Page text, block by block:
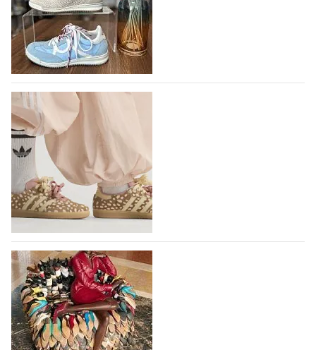
В следующем году итальянский бренд
IGI&CO отметит свое 25-летие
Компания IGI&CO была основана в 2002 году как
проект, посвященный здоровью,
высокотехнологичным продуктам, стилистическим
исследованиям и итальянскому…
10.08.2026 192
Вышли новые кроссовки Adidas Samba в
принте, имитирующем шкуру оленя
Использование анималистичных принтов в дизайне
кроссовок Adidas Samba началось с выпуска
коллаборации Adidas и Wales Bonner, в 2023 году